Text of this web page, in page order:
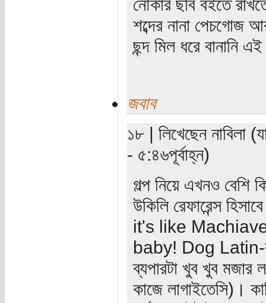
নৌকার ছবি বইতে
শব্দের নানা পেচগোজ
ছন্দ মিল ধরে বানানি
জবাব
১৮ | লিখেছেন নাবিলা
- ৫:৪৬পূর্বাহ্ন)
গল্প নিয়ে এখনও
উকিলি রেফারেন্স
it's like
baby! Dog Latin-
ব্যপারটা খুব খুব মজার
কাজে লাগাইতেসি)।